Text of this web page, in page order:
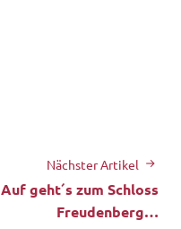
Nächster Artikel
Auf geht´s zum Schloss
Freudenberg…